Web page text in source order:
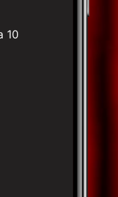
10